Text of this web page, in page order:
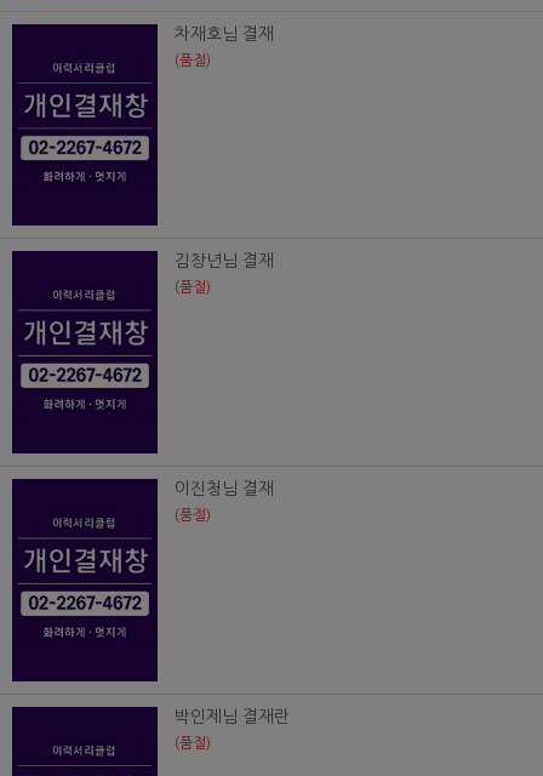
차재호님 결재
(품절)
김창년님 결재
(품절)
이진청님 결재
(품절)
박인제님 결재란
(품절)